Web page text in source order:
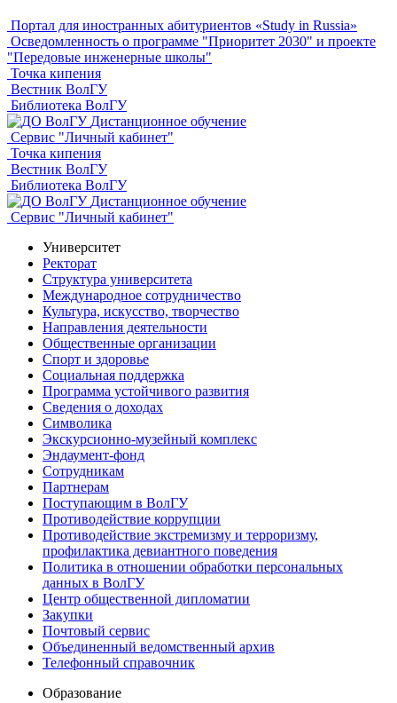
Портал для иностранных абитуриентов «Study in Russia»
Осведомленность о программе "Приоритет 2030" и проекте
"Передовые инженерные школы"
Точка кипения
Вестник ВолГУ
Библиотека ВолГУ
Дистанционное обучение
Сервис "Личный кабинет"
Точка кипения
Вестник ВолГУ
Библиотека ВолГУ
Дистанционное обучение
Сервис "Личный кабинет"
Университет
Ректорат
Структура университета
Международное сотрудничество
Культура, искусство, творчество
Направления деятельности
Общественные организации
Спорт и здоровье
Социальная поддержка
Программа устойчивого развития
Сведения о доходах
Символика
Экскурсионно-музейный комплекс
Эндаумент-фонд
Сотрудникам
Партнерам
Поступающим в ВолГУ
Противодействие коррупции
Противодействие экстремизму и терроризму,
профилактика девиантного поведения
Политика в отношении обработки персональных
данных в ВолГУ
Центр общественной дипломатии
Закупки
Почтовый сервис
Объединенный ведомственный архив
Телефонный справочник
Образование